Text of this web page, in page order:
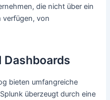
die nicht über ein
verfügen, von
bieten umfangreiche
überzeugt durch eine